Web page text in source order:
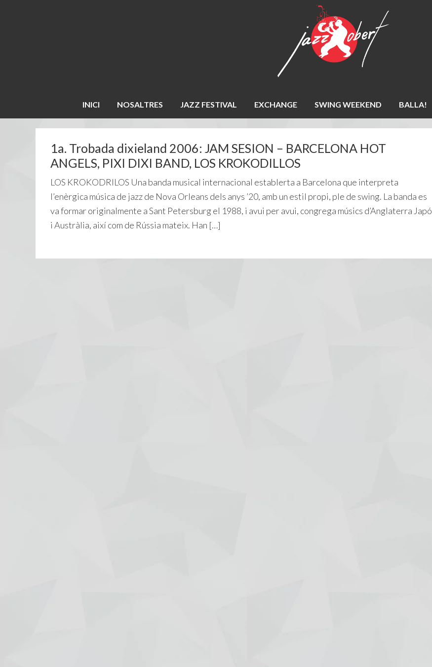
INICI NOSALTRES JAZZ FESTIVAL EXCHANGE SWING WEEKEND BALLA!
1a. Trobada dixieland 2006: JAM SESION – BARCELONA HOT
ANGELS, PIXI DIXI BAND, LOS KROKODILLOS
LOS KROKODRILOS Una banda musical internacional establerta a Barcelona que interpreta
l’enèrgica música de jazz de Nova Orleans dels anys ’20, amb un estil propi, ple de swing. La banda es
va formar originalmente a Sant Petersburg el 1988, i avui per avui, congrega músics d’Anglaterra Japó
i Austràlia, així com de Rússia mateix. Han […]